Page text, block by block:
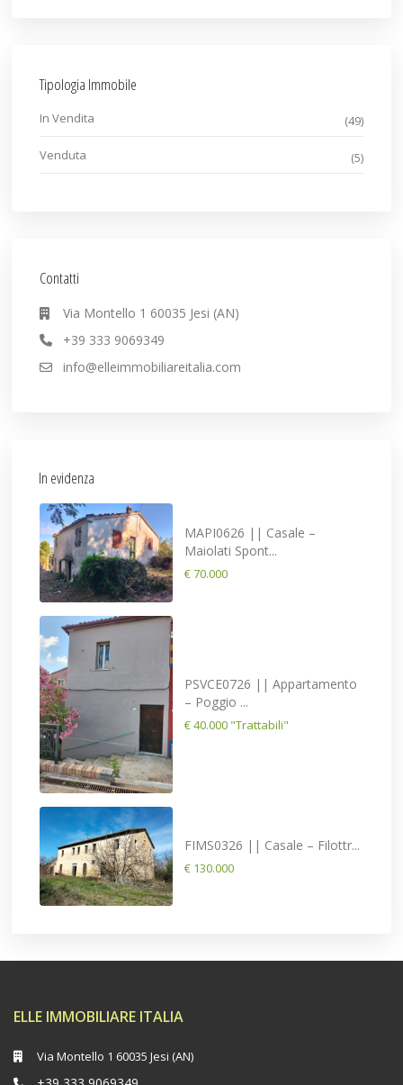
Tipologia Immobile
In Vendita (49)
Venduta (5)
Contatti
Via Montello 1 60035 Jesi (AN)
+39 333 9069349
info@elleimmobiliareitalia.com
In evidenza
MAPI0626 || Casale –
Maiolati Spont...
€ 70.000
PSVCE0726 || Appartamento
– Poggio ...
€ 40.000 "Trattabili"
FIMS0326 || Casale – Filottr...
€ 130.000
ELLE IMMOBILIARE ITALIA
Via Montello 1 60035 Jesi (AN)